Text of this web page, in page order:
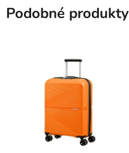
Podobné produkty